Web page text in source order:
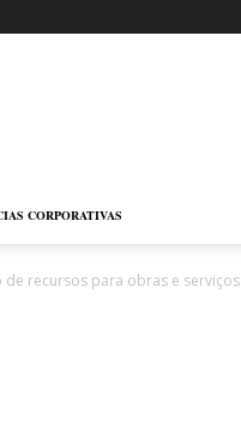
CORPORATIVAS
recursos para obras e serviços